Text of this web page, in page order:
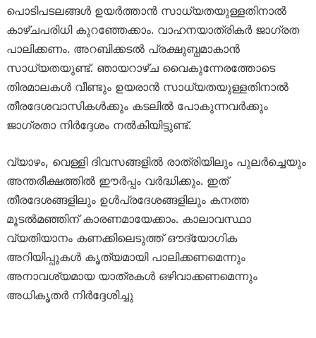
പൊടിപടലങ്ങൾ ഉയർത്താൻ സാധ്യതയുള്ളതിനാൽ
കാഴ്ചപരിധി കുറഞ്ഞേക്കാം. വാഹനയാത്രികർ ജാഗ്രത
പാലിക്കണം. അറബിക്കടൽ പ്രക്ഷുബ്ധമാകാൻ
സാധ്യതയുണ്ട്. ഞായറാഴ്ച വൈകുന്നേരത്തോടെ
തിരമാലകൾ വീണ്ടും ഉയരാൻ സാധ്യതയുള്ളതിനാൽ
തീരദേശവാസികൾക്കും കടലിൽ പോകുന്നവർക്കും
ജാഗ്രതാ നിർദ്ദേശം നൽകിയിട്ടുണ്ട്.
വ്യാഴം, വെള്ളി ദിവസങ്ങളിൽ രാത്രിയിലും പുലർച്ചെയും
അന്തരീക്ഷത്തിൽ ഈർപ്പം വർദ്ധിക്കും. ഇത്
തീരദേശങ്ങളിലും ഉൾപ്രദേശങ്ങളിലും കനത്ത
മൂടൽമഞ്ഞിന് കാരണമായേക്കാം. കാലാവസ്ഥാ
വ്യതിയാനം കണക്കിലെടുത്ത് ഔദ്യോഗിക
അറിയിപ്പുകൾ കൃത്യമായി പാലിക്കണമെന്നും
അനാവശ്യമായ യാത്രകൾ ഒഴിവാക്കണമെന്നും
അധികൃതർ നിർദ്ദേശിച്ചു